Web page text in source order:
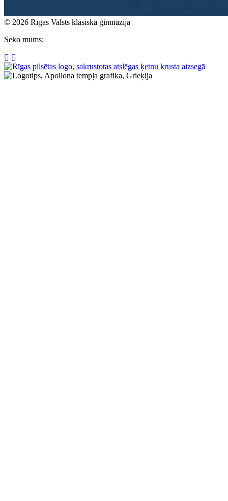
© 2026 Rīgas Valsts klasiskā ģimnāzija
Seko mums: